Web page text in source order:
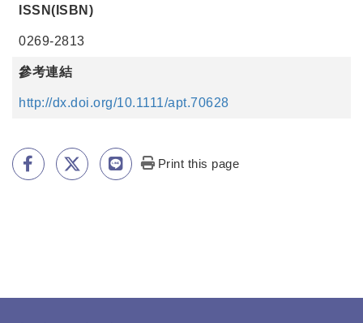
ISSN(ISBN)
0269-2813
參考連結
http://dx.doi.org/10.1111/apt.70628
Print this page